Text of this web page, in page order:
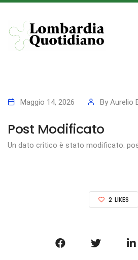
Maggio 14, 2026 By Aurelio
Post Modificato
Un dato critico è stato modificato:
2 LIKES